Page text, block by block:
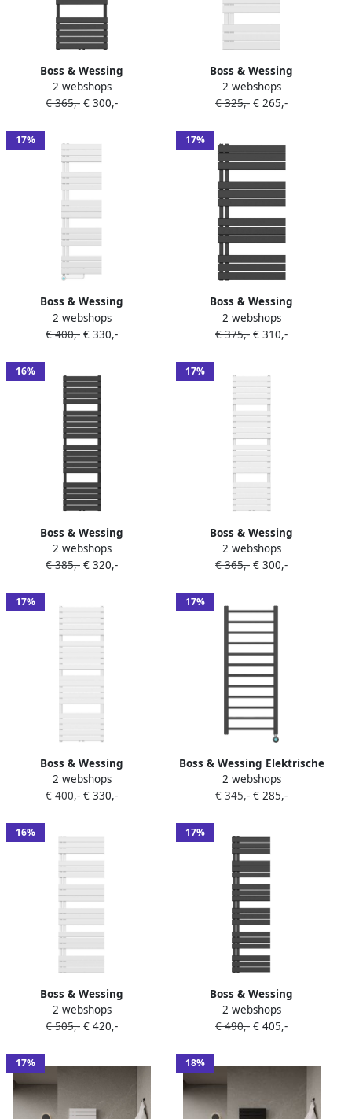
Boss & Wessing
Handdoekradiator BWS Ress
Middenaansluiting 160x60
2 webshops
€ 365,- € 300,-
Boss & Wessing
Handdoekradiator BWS Boss
Links aansluiting 593W
2 webshops
€ 325,- € 265,-
17%
Boss & Wessing
Handdoekradiator BWS Boss
Links aansluiting 755W
2 webshops
€ 400,- € 330,-
17%
Boss & Wessing
Handdoekradiator BWS Boss
Links aansluiting 681W
2 webshops
€ 375,- € 310,-
16%
Boss & Wessing
Handdoekradiator BWS Ress
Middenaansluiting 180x50
2 webshops
€ 385,- € 320,-
17%
Boss & Wessing
Handdoekradiator BWS Ress
Middenaansluiting 180x50
2 webshops
€ 365,- € 300,-
17%
Boss & Wessing
Handdoekradiator BWS Ress
Middenaansluiting 180x60
2 webshops
€ 400,- € 330,-
17%
Boss & Wessing Elektrische
Handdoekradiator BWS Bess
413W Smart Wifi 120x50 cm
2 webshops
€ 345,- € 285,-
16%
Boss & Wessing
Handdoekradiator BWS Boss
Links aansluiting 1021W
2 webshops
€ 505,- € 420,-
17%
Boss & Wessing
Handdoekradiator BWS Boss
Links aansluiting 890W
2 webshops
€ 490,- € 405,-
17% 18%